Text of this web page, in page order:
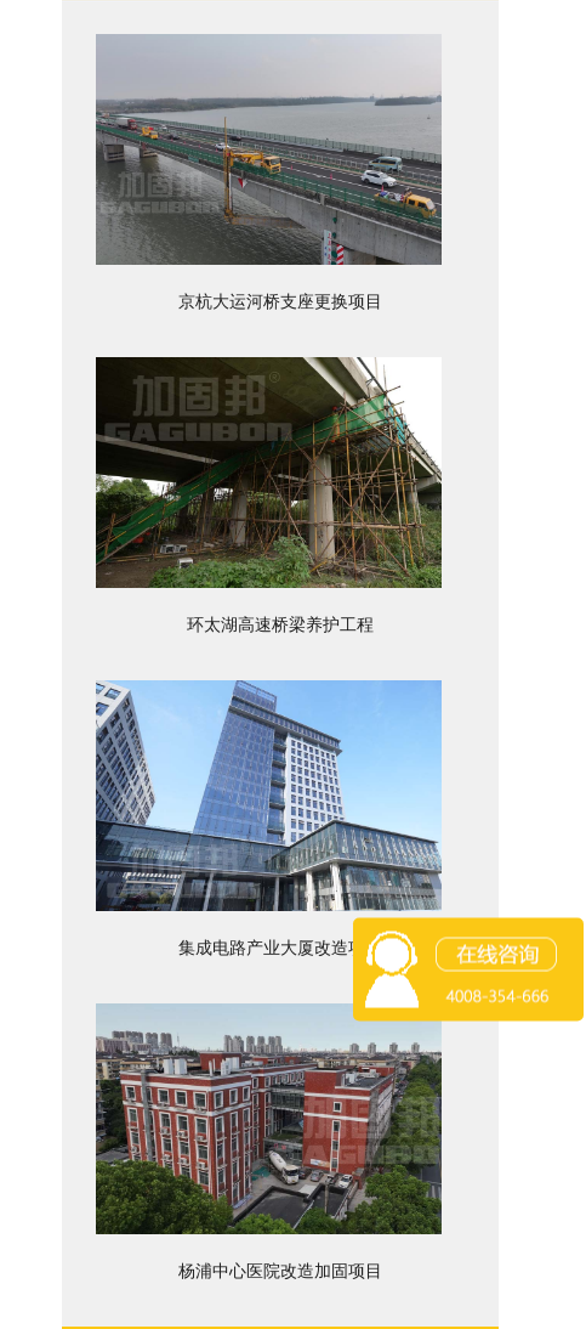
京杭大运河桥支座更换项目
环太湖高速桥梁养护工程
集成电路产业大厦改造项目
杨浦中心医院改造加固项目